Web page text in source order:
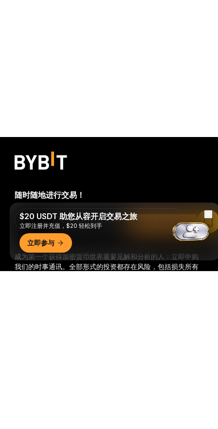
成为第一个获得加密货币世界重要见解和分析的人：立即申购
我们的时事通讯。 全部形式的投资都存在风险，包括损失所有
随时随地进行交易！
Download Bybit App
$20 USDT 助您从容开启交易之旅
立即注册并充值，$20 轻松到手
立即参与
Read in Bybit App